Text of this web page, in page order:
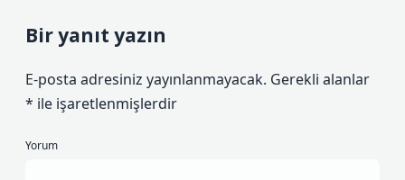
Bir yanıt yazın
E-posta adresiniz yayınlanmayacak. Gerekli alanlar
* ile işaretlenmişlerdir
Yorum